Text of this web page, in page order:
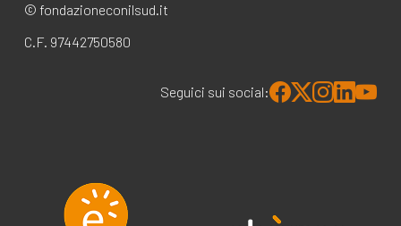
© fondazioneconilsud.it
C.F. 97442750580
Seguici sui social: